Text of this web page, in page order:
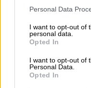
Please note that this
not limited to your visit
grant or deny consent
use your data for below
consent section.
Personal Data
I want to opt-out of
personal data.
Opted In
I want to opt-out of
Personal Data.
Opted In
Πάνω από το
αυτοάνοσα